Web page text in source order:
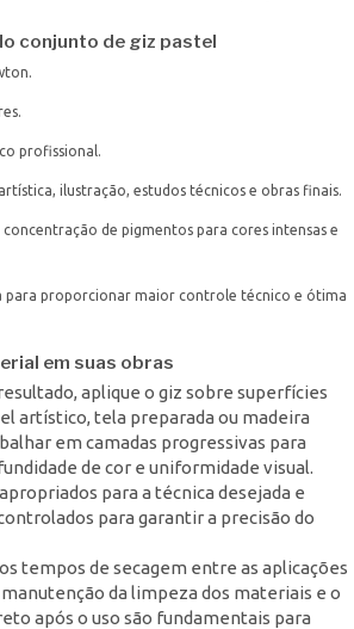
conjunto de giz pastel
profissional.
ilustração, estudos técnicos e obras finais.
concentração de pigmentos para cores intensas e
para proporcionar maior controle técnico e ótima
em suas obras
aplique o giz sobre superfícies
artístico, tela preparada ou madeira
em camadas progressivas para
de cor e uniformidade visual.
para a técnica desejada e
para garantir a precisão do
tempos de secagem entre as aplicações
da limpeza dos materiais e o
após o uso são fundamentais para